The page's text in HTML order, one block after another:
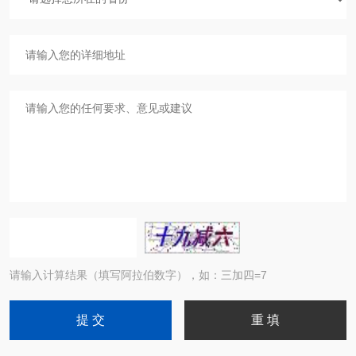
请输入计算结果（填写阿拉伯数字），如：三加四=7